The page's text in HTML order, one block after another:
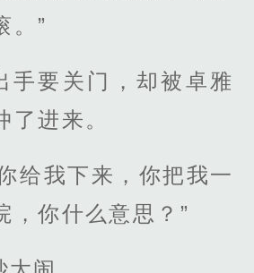
。”
手要关门，却被卓雅
了进来。
给我下来，你把我一
，你什么意思？”